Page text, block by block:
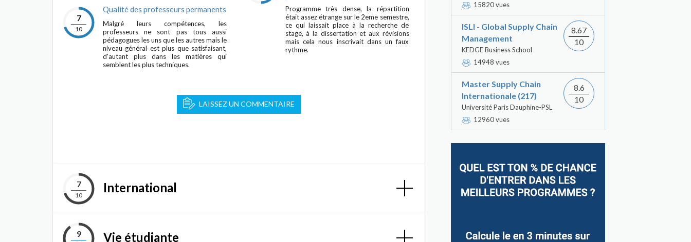
7
10
Qualité des professeurs permanents
Malgré leurs compétences, les
professeurs ne sont pas tous aussi
pédagogues les uns que les autres mais le
niveau général est plus que satisfaisant,
d'autant plus dans les matières qui
semblent les plus techniques.
Programme très dense, la répartition
était assez étrange sur le 2eme semestre,
ce qui laissait place à la recherche de
stage, à la dissertation et aux révisions
mais cela nous inscrivait dans un faux
rythme.
LAISSEZ UN COMMENTAIRE
7
10
International
9 Vie étudiante
15820 vues
ISLI - Global Supply Chain
Management
KEDGE Business School
14948 vues
8.67
10
Master Supply Chain
Internationale (217)
Université Paris Dauphine-PSL
12960 vues
8.6
10